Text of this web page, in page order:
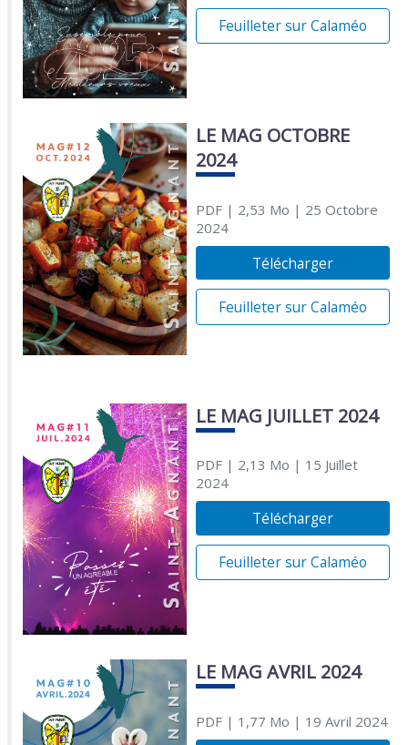
Feuilleter sur Calaméo
LE MAG OCTOBRE
2024
PDF| 2,53 Mo | 25 Octobre
2024
Télécharger
Feuilleter sur Calaméo
LE MAG JUILLET 2024
PDF| 2,13 Mo | 15 Juillet
2024
Télécharger
Feuilleter sur Calaméo
LE MAG AVRIL 2024
PDF| 1,77 Mo | 19 Avril 2024